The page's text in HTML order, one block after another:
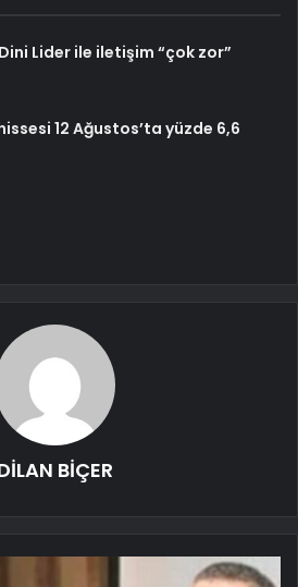
Lider ile iletişim “çok zor”
12 Ağustos’ta yüzde 6,6
BİÇER